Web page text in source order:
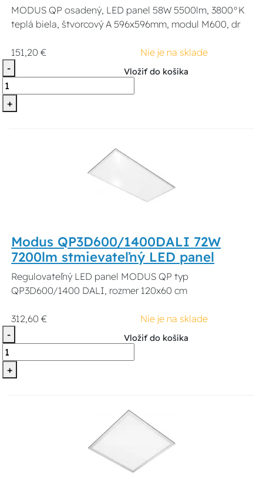
MODUS QP osadený, LED panel 58W 5500lm, 3800°K
teplá biela, štvorcový A 596x596mm, modul M600, dr
151,20 €
Nie je na sklade
-
+
Vložiť do košíka
Modus QP3D600/1400DALI 72W
7200lm stmievateľný LED panel
Regulovateľný LED panel MODUS QP typ
QP3D600/1400 DALI, rozmer 120x60 cm
312,60 €
Nie je na sklade
-
+
Vložiť do košíka